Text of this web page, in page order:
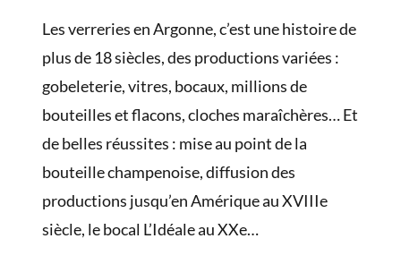
Les verreries en Argonne, c’est une histoire de
plus de 18 siècles, des productions variées :
gobeleterie, vitres, bocaux, millions de
bouteilles et flacons, cloches maraîchères… Et
de belles réussites : mise au point de la
bouteille champenoise, diffusion des
productions jusqu’en Amérique au XVIIIe
siècle, le bocal L’Idéale au XXe…